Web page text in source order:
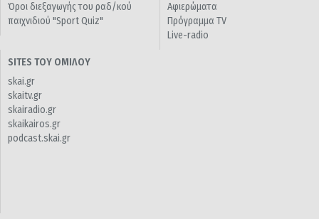
Όροι διεξαγωγής του ραδ/κού
παιχνιδιού "Sport Quiz"
Αφιερώματα
Πρόγραμμα TV
Live-radio
SITES ΤΟΥ ΟΜΙΛΟΥ
skai.gr
skaitv.gr
skairadio.gr
skaikairos.gr
podcast.skai.gr